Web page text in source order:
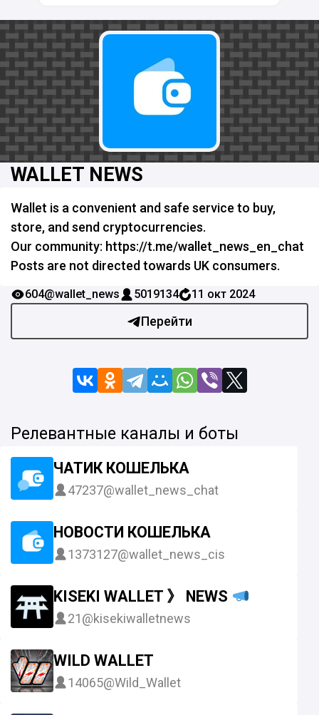
WALLET NEWS
Wallet is a convenient and safe service to buy,
store, and send cryptocurrencies.
Our community: https://t.me/wallet_news_en_chat
Posts are not directed towards UK consumers.
Перейти
604@wallet_news 5019134 11 окт 2024
Релевантные каналы и боты
ЧАТИК КОШЕЛЬКА
47237@wallet_news_chat
НОВОСТИ КОШЕЛЬКА
1373127@wallet_news_cis
KISEKI WALLET 》 NEWS
21@kisekiwalletnews
WILD WALLET
14065@Wild_Wallet